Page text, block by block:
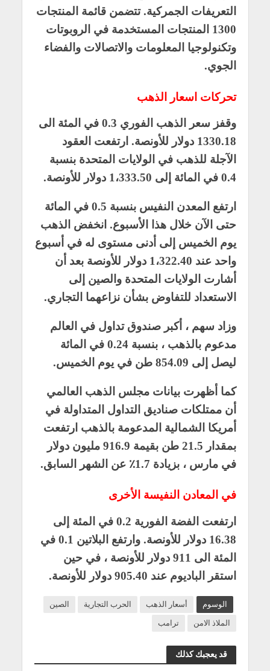
التعريفات الجمركية. تتضمن قائمة المنتجات
1300 المنتجات المستخدمة في الروبوتات
وتكنولوجيا المعلومات والاتصالات والفضاء
الجوي.
تحركات اسعار الذهب
وقفز سعر الذهب الفوري 0.3 في المئة الى
1330.18 دولار للأونصة. ارتفعت العقود
الآجلة للذهب في الولايات المتحدة بنسبة
0.4 في المائة إلى 1،333.50 دولار للأونصة.
ارتفع المعدن النفيس بنسبة 0.5 في المائة
حتى الآن خلال هذا الأسبوع. انخفض الذهب
يوم الخميس إلى أدنى مستوى له في أسبوع
واحد عند 1،322.40 دولار للأونصة بعد أن
أشارت الولايات المتحدة والصين إلى
الاستعداد للتفاوض بشأن نزاعهما التجاري.
وزاد سهم ، أكبر صندوق تداول في العالم
مدعوم بالذهب ، بنسبة 0.24 في المائة
ليصل إلى 854.09 طن في يوم الخميس.
كما أظهرت بيانات مجلس الذهب العالمي
أن ممتلكات صناديق التداول المتداولة في
أمريكا الشمالية المدعومة بالذهب ارتفعت
بمقدار 21.5 طن بقيمة 916.9 مليون دولار
في مارس ، بزيادة 1.7٪ عن الشهر السابق.
في المعادن النفيسة الأخرى
ارتفعت الفضة الفورية 0.2 في المئة إلى
16.38 دولار للأونصة. وارتفع البلاتين 0.1 في
المئة الى 911 دولار للأونصة ، في حين
استقر الباديوم عند 905.40 دولار للأونصة.
الوسوم أسعار الذهب الحرب التجارية
الصين
الملاذ الامن
ترامب
قد يعجبك كذلك